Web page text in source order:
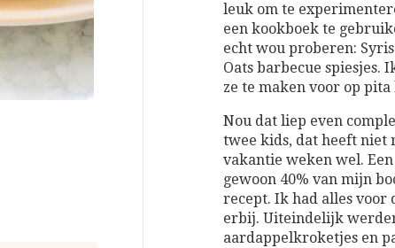
leuk om te
een kookboek te
echt wou proberen:
Oats barbecue spiesjes.
ze te maken voor op pita
Nou dat liep even
twee kids, dat heeft
vakantie weken wel.
gewoon 40% van mijn
recept. Ik had alles voor
erbij. Uiteindelijk
aardappelkroketjes en